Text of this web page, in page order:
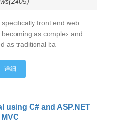
front end web
as complex and
as traditional ba
详细
using C# and ASP.NET
MVC